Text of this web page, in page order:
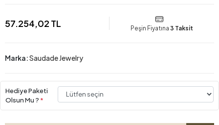
57.254,02 TL Peşin Fiyatına 3 Taksit
Marka:Saudade Jewelry
Hediye Paketi
Olsun Mu ? *